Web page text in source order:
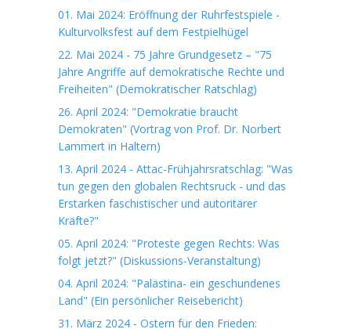
01. Mai 2024: Eröffnung der Ruhrfestspiele -
Kulturvolksfest auf dem Festpielhügel
22. Mai 2024 - 75 Jahre Grundgesetz – "75
Jahre Angriffe auf demokratische Rechte und
Freiheiten" (Demokratischer Ratschlag)
26. April 2024: "Demokratie braucht
Demokraten" (Vortrag von Prof. Dr. Norbert
Lammert in Haltern)
13. April 2024 - Attac-Frühjahrsratschlag: "Was
tun gegen den globalen Rechtsruck - und das
Erstarken faschistischer und autoritärer
Kräfte?"
05. April 2024: "Proteste gegen Rechts: Was
folgt jetzt?" (Diskussions-Veranstaltung)
04. April 2024: "Palästina- ein geschundenes
Land" (Ein persönlicher Reisebericht)
31. März 2024 - Ostern für den Frieden: